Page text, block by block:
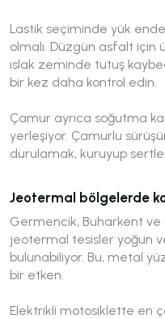
Lastik seçiminde yük
olmalı. Düzgün asfalt için
ıslak zeminde tutuş
bir kez daha kontrol edin.
Çamur ayrıca soğutma
yerleşiyor. Çamurlu
durulamak, kuruyup
Jeotermal bölgelerde
Germencik, Buharkent
jeotermal tesisler yoğun
bulunabiliyor. Bu, metal
bir etken.
Elektrikli motosiklette en